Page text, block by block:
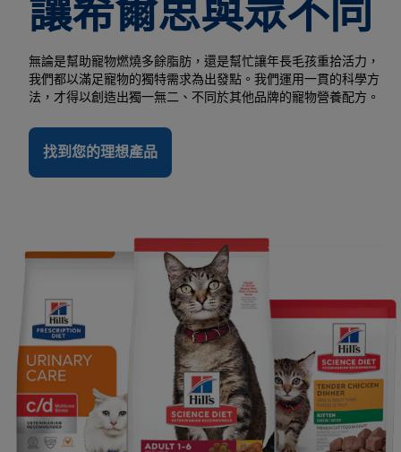
讓希爾思與眾不同
無論是幫助寵物燃燒多餘脂肪，還是幫忙讓年長毛孩重拾活力，
我們都以滿足寵物的獨特需求為出發點。我們運用一貫的科學方
法，才得以創造出獨一無二、不同於其他品牌的寵物營養配方。
找到您的理想產品